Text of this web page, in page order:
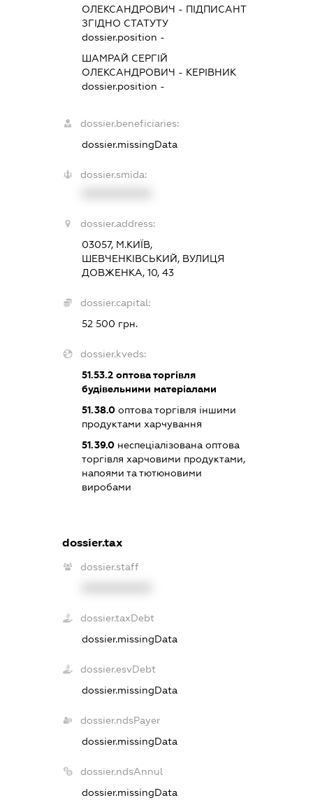
ОЛЕКСАНДРОВИЧ - ПІДПИСАНТ
ЗГІДНО СТАТУТУ
dossier.position -
ШАМРАЙ СЕРГІЙ
ОЛЕКСАНДРОВИЧ - КЕРІВНИК
dossier.position -
dossier.beneficiaries:
dossier.missingData
dossier.smida:
dossier.address:
03057, М.КИЇВ,
ШЕВЧЕНКІВСЬКИЙ, ВУЛИЦЯ
ДОВЖЕНКА, 10, 43
dossier.capital:
52 500 грн.
dossier.kveds:
51.53.2оптова торгівля
будівельними матеріалами
51.38.0оптова торгівля іншими
продуктами харчування
51.39.0неспеціалізована оптова
торгівля харчовими продуктами,
напоями та тютюновими
виробами
dossier.tax
dossier.staff
dossier.taxDebt
dossier.missingData
dossier.esvDebt
dossier.missingData
dossier.ndsPayer
dossier.missingData
dossier.ndsAnnul
dossier.missingData